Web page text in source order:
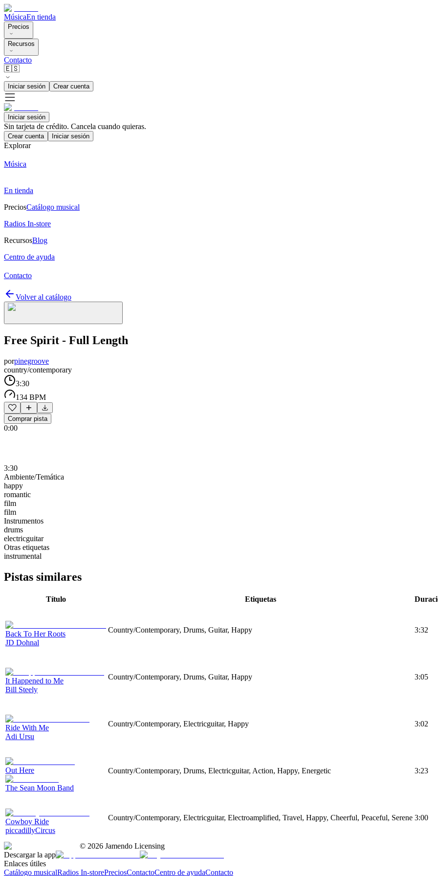
MúsicaEn tienda
Precios
Recursos
Contacto
🇪🇸
Iniciar sesión Crear cuenta
Iniciar sesión
Sin tarjeta de crédito. Cancela cuando quieras.
Crear cuenta Iniciar sesión
Explorar
Música
En tienda
PreciosCatálogo musical
Radios In-store
RecursosBlog
Centro de ayuda
Contacto
Volver al catálogo
Free Spirit - Full Length
porpinegroove
country/contemporary
3:30
134 BPM
Comprar pista
0:00
3:30
Ambiente/Temática
happy
romantic
film
film
Instrumentos
drums
electricguitar
Otras etiquetas
instrumental
Pistas similares
Título Etiquetas
Back To Her Roots
JD Dohnal
Country/Contemporary, Drums, Guitar, Happy 3:32
It Happened to Me
Bill Steely
Country/Contemporary, Drums, Guitar, Happy 3:05
Ride With Me
Adi Ursu
Country/Contemporary, Electricguitar, Happy 3:02
Out Here
The Sean Moon Band
Country/Contemporary, Drums, Electricguitar, Action, Happy, Energetic 3:23
Cowboy Ride
piccadillyCircus
Country/Contemporary, Electricguitar, Electroamplified, Travel, Happy, Cheerful, Peaceful, Serene 3:00
© 2026 Jamendo Licensing
Descargar la app
Enlaces útiles
Catálogo musicalRadios In-storePreciosContactoCentro de ayudaContacto